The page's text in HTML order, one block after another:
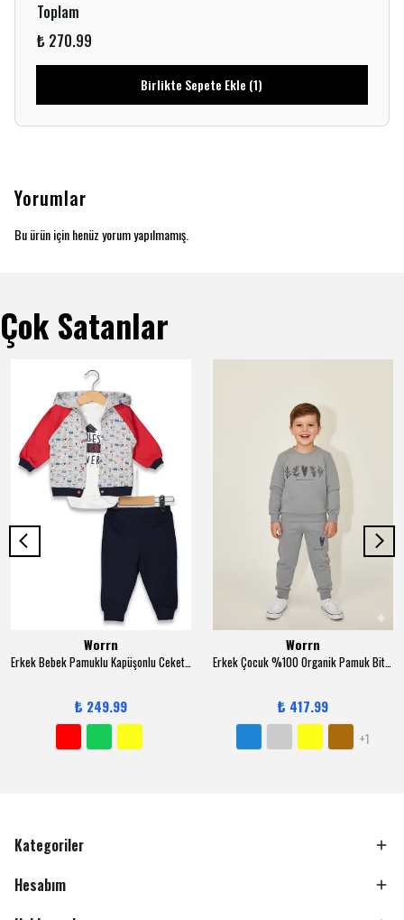
Toplam
₺ 270.99
Birlikte Sepete Ekle (1)
Yorumlar
Bu ürün için henüz yorum yapılmamış.
Çok Satanlar
Worrn
Erkek Bebek Pamuklu Kapüşonlu Ceketli 3-12 Ay 3 lü Trend Takım - 6131
₺ 249.99
Worrn
Erkek Çocuk %100 Organik Pamuk Bitki Baskılı Yumuşacık Trend Eşofman Takımı - 1008 - Gri
₺ 417.99
+1
Kategoriler
Hesabım